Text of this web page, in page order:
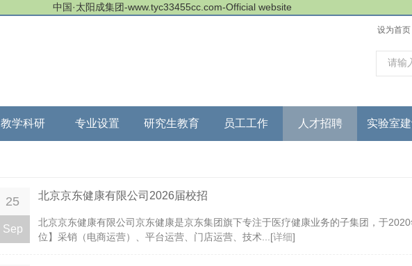
中国·太阳成集团-www.tyc33455cc.com-Official website
设为首页
教学科研 专业设置 研究生教育 员工工作 人才招聘 实验室
25
Sep
北京京东健康有限公司2026届校招
北京京东健康有限公司京东健康是京东集团旗下专注于医疗健康业务的子集团，于
位】采销（电商运营）、平台运营、门店运营、技术...[详细]